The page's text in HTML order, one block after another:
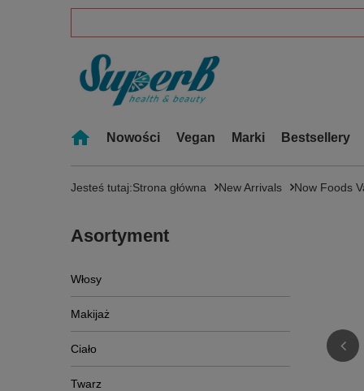
Nowości Vegan Marki Bestsellery
Jesteś tutaj:Strona główna New Arrivals Now Foods
Asortyment
Włosy
Makijaż
Ciało
Twarz